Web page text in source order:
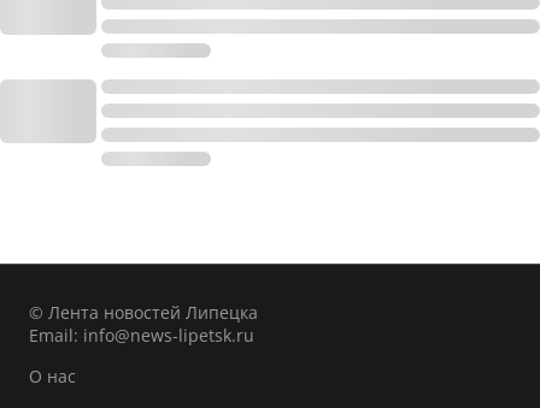
© Лента новостей Липецка
Email: info@news-lipetsk.ru
О нас